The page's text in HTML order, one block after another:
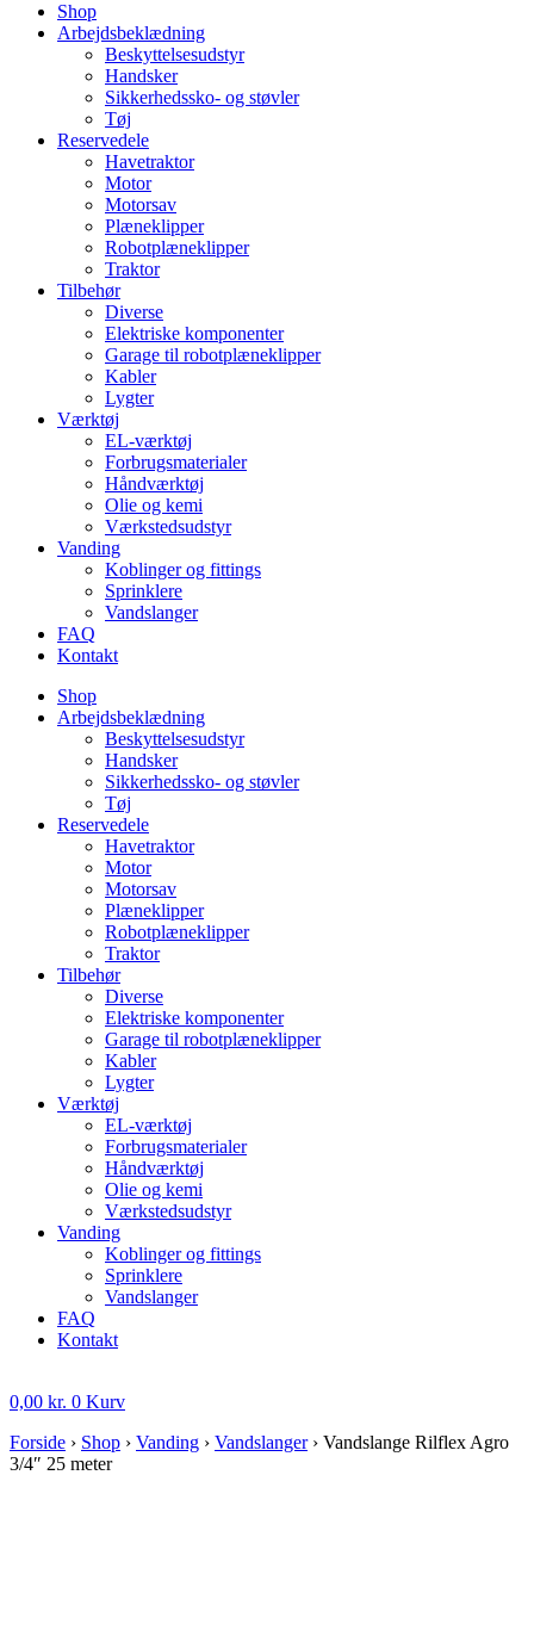
Shop
Arbejdsbeklædning
Beskyttelsesudstyr
Handsker
Sikkerhedssko- og støvler
Tøj
Reservedele
Havetraktor
Motor
Motorsav
Plæneklipper
Robotplæneklipper
Traktor
Tilbehør
Diverse
Elektriske komponenter
Garage til robotplæneklipper
Kabler
Lygter
Værktøj
EL-værktøj
Forbrugsmaterialer
Håndværktøj
Olie og kemi
Værkstedsudstyr
Vanding
Koblinger og fittings
Sprinklere
Vandslanger
FAQ
Kontakt
Shop
Arbejdsbeklædning
Beskyttelsesudstyr
Handsker
Sikkerhedssko- og støvler
Tøj
Reservedele
Havetraktor
Motor
Motorsav
Plæneklipper
Robotplæneklipper
Traktor
Tilbehør
Diverse
Elektriske komponenter
Garage til robotplæneklipper
Kabler
Lygter
Værktøj
EL-værktøj
Forbrugsmaterialer
Håndværktøj
Olie og kemi
Værkstedsudstyr
Vanding
Koblinger og fittings
Sprinklere
Vandslanger
FAQ
Kontakt
0,00 kr. 0 Kurv
Forside › Shop › Vanding › Vandslanger› Vandslange Rilflex Agro
3/4″ 25 meter